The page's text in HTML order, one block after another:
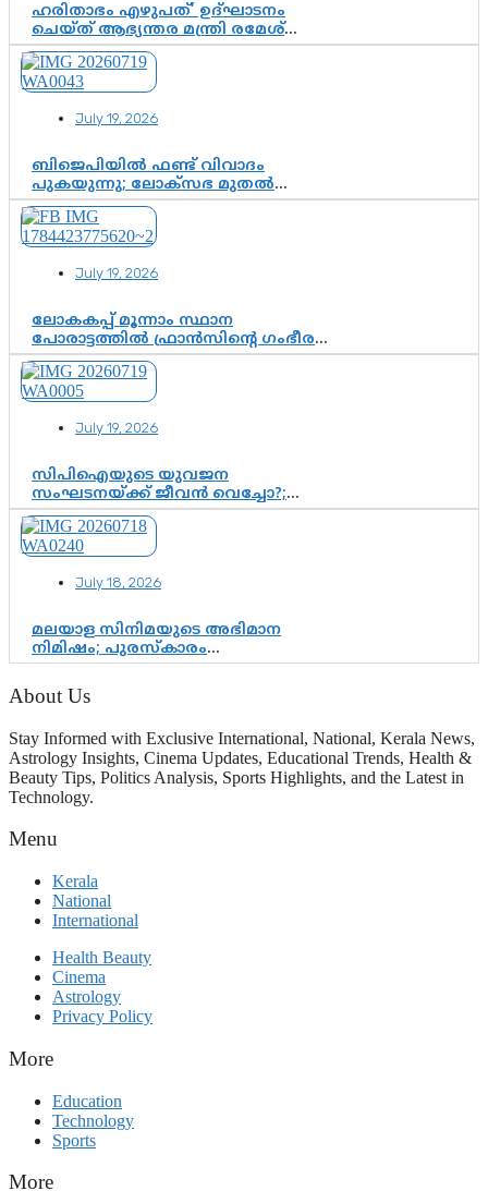
ഹരിതാഭം എഴുപത്’ ഉദ്ഘാടനം
ചെയ്ത് ആഭ്യന്തര മന്ത്രി രമേശ്
ചെന്നിത്തല; ആർ. ഹരികുമാറിന്റെ
സപ്തതി ആഘോഷങ്ങൾക്ക്
പ്രൗഢമായ തുടക്കം
July 19, 2026
ബിജെപിയിൽ ഫണ്ട് വിവാദം
പുകയുന്നു; ലോക്സഭ മുതൽ
നിയമസഭ വരെ 140 മണ്ഡലങ്ങളിലെ
ഫണ്ട് വിനിയോഗം
പരിശോധിക്കുമോ? കേന്ദ്രത്തിനും
ഘടകത്തോട് അതൃപ്തി
July 19, 2026
ലോകകപ്പ് മൂന്നാം സ്ഥാന
പോരാട്ടത്തിൽ ഫ്രാൻസിന്റെ ഗംഭീര
തിരിച്ചുവരവ്; ഗോൾവേട്ടയിൽ
മെസ്സിയെ മറികടന്ന് എംബാപ്പെ
July 19, 2026
സിപിഐയുടെ യുവജന
സംഘടനയ്ക്ക് ജീവൻ വെച്ചോ?;
ജിസ്മോന്റെ വിമർശനം രാഷ്ട്രീയ
ഇരട്ടത്താപ്പെന്ന് ചർച്ച
July 18, 2026
മലയാള സിനിമയുടെ അഭിമാന
നിമിഷം; പുരസ്‌കാരം
ആഘോഷമാകട്ടെ, മികവ് ശീലമാകട്ടെ
About Us
Stay Informed with Exclusive International, National, Kerala News,
Astrology Insights, Cinema Updates, Educational Trends, Health &
Beauty Tips, Politics Analysis, Sports Highlights, and the Latest in
Technology.
Menu
Kerala
National
International
Health Beauty
Cinema
Astrology
Privacy Policy
More
Education
Technology
Sports
More